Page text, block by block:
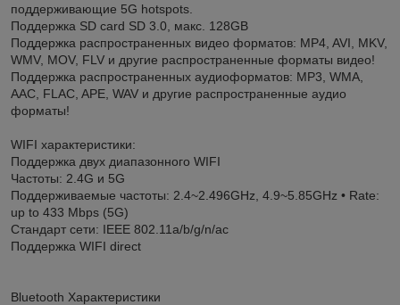
поддерживающие 5G hotspots.
Поддержка SD card SD 3.0, макс. 128GB
Поддержка распространенных видео форматов: MP4, AVI, MKV,
WMV, MOV, FLV и другие распространенные форматы видео!
Поддержка распространенных аудиоформатов: MP3, WMA,
AAC, FLAC, APE, WAV и другие распространенные аудио
форматы!
WIFI характеристики:
Поддержка двух диапазонного WIFI
Частоты: 2.4G и 5G
Поддерживаемые частоты: 2.4~2.496GHz, 4.9~5.85GHz • Rate:
up to 433 Mbps (5G)
Стандарт сети: IEEE 802.11a/b/g/n/ac
Поддержка WIFI direct
Bluetooth Характеристики